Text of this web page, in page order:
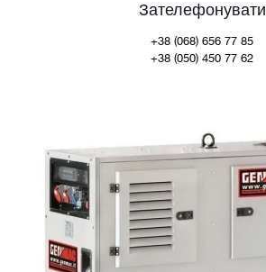
Зателефонувати
+38 (068) 656 77 85
+38 (050) 450 77 62